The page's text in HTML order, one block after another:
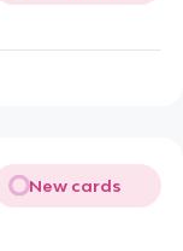
New cards